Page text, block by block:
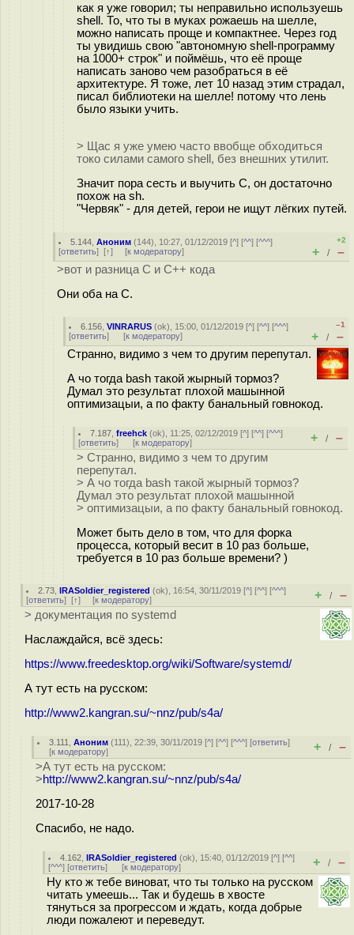
как я уже говорил; ты неправильно используешь
shell. То, что ты в муках рожаешь на шелле,
можно написать проще и компактнее. Через год
ты увидишь свою "автономную shell-программу
на 1000+ строк" и поймёшь, что её проще
написать заново чем разобраться в её
архитектуре. Я тоже, лет 10 назад этим страдал,
писал библиотеки на шелле! потому что лень
было языки учить.
> Щас я уже умею часто ввобще обходиться
токо силами самого shell, без внешних утилит.
Значит пора сесть и выучить C, он достаточно
похож на sh.
"Червяк" - для детей, герои не ищут лёгких путей.
5.144 ,Аноним (144), 10:27, 01/12/2019 [^] [^^] [^^^]
[ответить] [↑] [к модератору]
+2
+ / –
>вот и разница С и С++ кода
Они оба на С.
6.156 ,VINRARUS (ok), 15:00, 01/12/2019 [^] [^^] [^^^]
[ответить] [к модератору]
–1
+ / –
Странно, видимо з чем то другим перепутал.
А чо тогда bash такой жырный тормоз?
Думал это результат плохой машынной
оптимизацыи, а по факту банальный говнокод.
7.187 ,freehck (ok), 11:25, 02/12/2019 [^] [^^] [^^^]
[ответить] [к модератору] + / –
> Странно, видимо з чем то другим
перепутал.
> А чо тогда bash такой жырный тормоз?
Думал это результат плохой машынной
> оптимизацыи, а по факту банальный говнокод.
Может быть дело в том, что для форка
процесса, который весит в 10 раз больше,
требуется в 10 раз больше времени? )
2.73 ,IRASoldier_registered (ok), 16:54, 30/11/2019 [^] [^^] [^^^]
[ответить] [↑] [к модератору] + / –
> документация по systemd
Наслаждайся, всё здесь:
https://www.freedesktop.org/wiki/Software/systemd/
А тут есть на русском:
http://www2.kangran.su/~nnz/pub/s4a/
3.111 ,Аноним (111), 22:39, 30/11/2019 [^] [^^] [^^^] [ответить]
[к модератору] + / –
>А тут есть на русском:
>http://www2.kangran.su/~nnz/pub/s4a/
2017-10-28
Спасибо, не надо.
4.162 ,IRASoldier_registered (ok), 15:40, 01/12/2019 [^] [^^]
[^^^] [ответить] [к модератору] + / –
Ну кто ж тебе виноват, что ты только на русском
читать умеешь... Так и будешь в хвосте
тянуться за прогрессом и ждать, когда добрые
люди пожалеют и переведут.